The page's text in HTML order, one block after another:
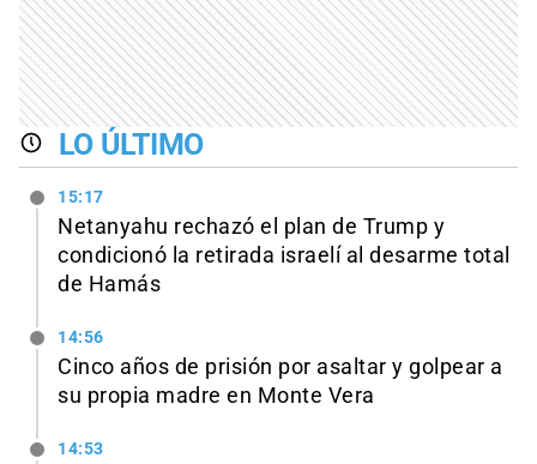
LO ÚLTIMO
15:17
Netanyahu rechazó el plan de Trump y
condicionó la retirada israelí al desarme total
de Hamás
14:56
Cinco años de prisión por asaltar y golpear a
su propia madre en Monte Vera
14:53